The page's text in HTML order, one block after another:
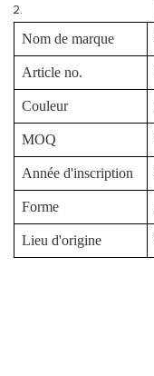
Nom de marque
Article no.
Couleur
MOQ
Année d'inscription
Forme
Lieu d'origine